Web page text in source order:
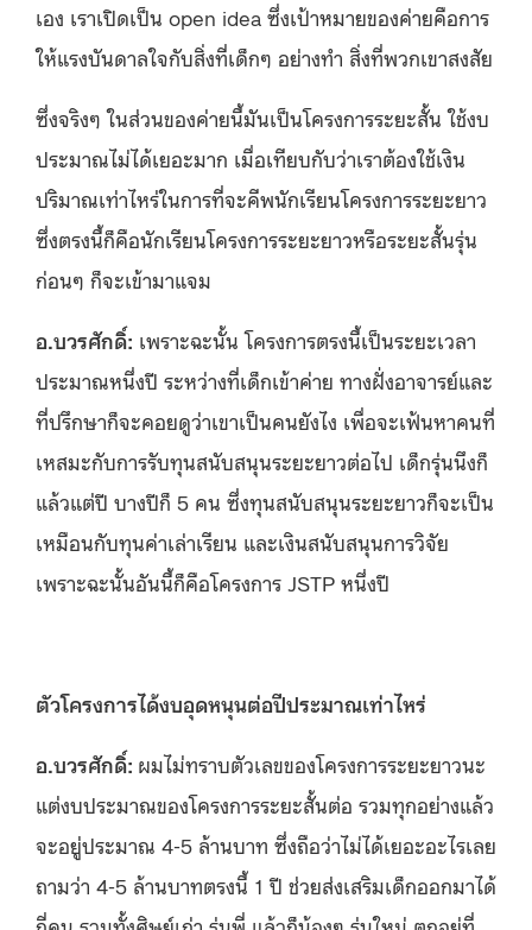
เอง เราเปิดเป็น open idea ซึ่งเป้าหมายของค่ายคือการ
ให้แรงบันดาลใจกับสิ่งที่เด็กๆ อย่างทำ สิ่งที่พวกเขาสงสัย
ซึ่งจริงๆ ในส่วนของค่ายนี้มันเป็นโครงการระยะสั้น ใช้งบ
ประมาณไม่ได้เยอะมาก เมื่อเทียบกับว่าเราต้องใช้เงิน
ปริมาณเท่าไหร่ในการที่จะคีพนักเรียนโครงการระยะยาว
ซึ่งตรงนี้ก็คือนักเรียนโครงการระยะยาวหรือระยะสั้นรุ่น
ก่อนๆ ก็จะเข้ามาแจม
อ.บวรศักดิ์: เพราะฉะนั้น โครงการตรงนี้เป็นระยะเวลา
ประมาณหนึ่งปี ระหว่างที่เด็กเข้าค่าย ทางฝั่งอาจารย์และ
ที่ปรึกษาก็จะคอยดูว่าเขาเป็นคนยังไง เพื่อจะเฟ้นหาคนที่
เหสมะกับการรับทุนสนับสนุนระยะยาวต่อไป เด็กรุ่นนึงก็
แล้วแต่ปี บางปีก็ 5 คน ซึ่งทุนสนับสนุนระยะยาวก็จะเป็น
เหมือนกับทุนค่าเล่าเรียน และเงินสนับสนุนการวิจัย
เพราะฉะนั้นอันนี้ก็คือโครงการ JSTP หนึ่งปี
ตัวโครงการได้งบอุดหนุนต่อปีประมาณเท่าไหร่
อ.บวรศักดิ์: ผมไม่ทราบตัวเลขของโครงการระยะยาวนะ
แต่งบประมาณของโครงการระยะสั้นต่อ รวมทุกอย่างแล้ว
จะอยู่ประมาณ 4-5 ล้านบาท ซึ่งถือว่าไม่ได้เยอะอะไรเลย
ถามว่า 4-5 ล้านบาทตรงนี้ 1 ปี ช่วยส่งเสริมเด็กออกมาได้